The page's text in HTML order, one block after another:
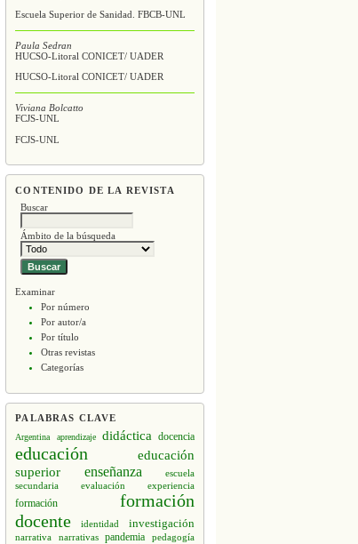
Escuela Superior de Sanidad. FBCB-UNL
Paula Sedran
HUCSO-Litoral CONICET/ UADER
HUCSO-Litoral CONICET/ UADER
Viviana Bolcatto
FCJS-UNL
FCJS-UNL
CONTENIDO DE LA REVISTA
Buscar
Ámbito de la búsqueda
Examinar
Por número
Por autor/a
Por título
Otras revistas
Categorías
PALABRAS CLAVE
Argentina aprendizaje didáctica docencia
educación
educación
superior
enseñanza
escuela
secundaria
evaluación
experiencia
formación
formación
docente
identidad investigación
narrativa narrativas pandemia
pedagogía